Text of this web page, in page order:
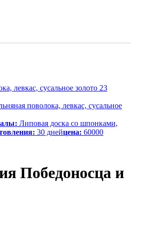
левкас, сусальное золото 23
поволока, левкас, сусальное
Липовая доска со шпонками,
30 днейцена: 60000
Победоносца и